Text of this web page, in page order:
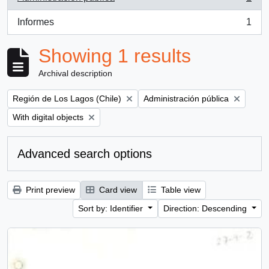
, 1 results
Informes
, 1 results
1
Showing 1 results
Archival description
Remove filter:
Región de Los Lagos (Chile) Remove filter:
Administración pública
Remove filter:
With digital objects
Advanced search options
Print preview Card view
Table view
Sort by: Identifier
Direction: Descending